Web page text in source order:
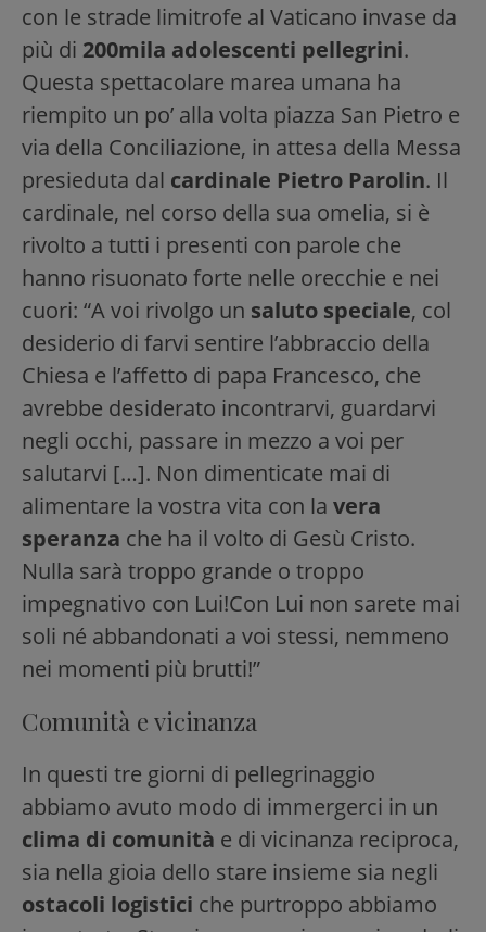
con le strade limitrofe al Vaticano invase da
più di 200mila adolescenti pellegrini.
Questa spettacolare marea umana ha
riempito un po’ alla volta piazza San Pietro e
via della Conciliazione, in attesa della Messa
presieduta dal cardinale Pietro Parolin. Il
cardinale, nel corso della sua omelia, si è
rivolto a tutti i presenti con parole che
hanno risuonato forte nelle orecchie e nei
cuori: “A voi rivolgo un saluto speciale, col
desiderio di farvi sentire l’abbraccio della
Chiesa e l’affetto di papa Francesco, che
avrebbe desiderato incontrarvi, guardarvi
negli occhi, passare in mezzo a voi per
salutarvi […]. Non dimenticate mai di
alimentare la vostra vita con la vera
speranza che ha il volto di Gesù Cristo.
Nulla sarà troppo grande o troppo
impegnativo con Lui!Con Lui non sarete mai
soli né abbandonati a voi stessi, nemmeno
nei momenti più brutti!”
Comunità e vicinanza
In questi tre giorni di pellegrinaggio
abbiamo avuto modo di immergerci in un
clima di comunità e di vicinanza reciproca,
sia nella gioia dello stare insieme sia negli
ostacoli logistici che purtroppo abbiamo